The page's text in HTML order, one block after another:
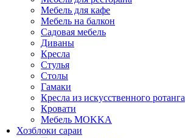
Мебель для кафе
Мебель на балкон
Садовая мебель
Диваны
Кресла
Стулья
Столы
Гамаки
Кресла из искусственного ротанга
Кровати
Мебель MOKKA
Хозблоки сараи